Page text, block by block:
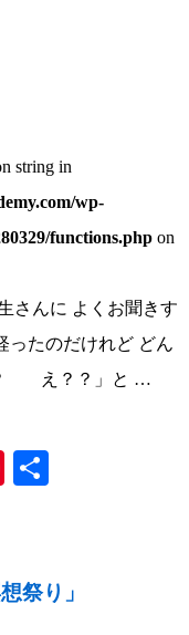
string in
wp-
functions.php on
さんに よくお聞きす
たのだけれど どん
？ え？？」と …
Pinterest
祭り」